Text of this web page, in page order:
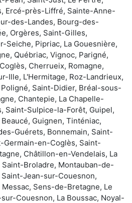
Ercé-près-Liffré, Sainte-Anne-
des-Landes, Bourg-des-
Orgères, Saint-Gilles,
Seiche, Pipriac, La Gouesnière,
Québriac, Vignoc, Parigné,
Cherrueix, Romagne,
Ille, L'Hermitage, Roz-Landrieux,
Saint-Didier, Bréal-sous-
Chantepie, La Chapelle-
Saint-Sulpice-la-Forêt, Guipel,
Guignen, Tinténiac,
Guérets, Bonnemain, Saint-
Germain-en-Coglès, Saint-
Châtillon-en-Vendelais, La
Broladre, Montauban-de-
Jean-sur-Couesnon,
Sens-de-Bretagne, Le
Couesnon, La Boussac, Noyal-